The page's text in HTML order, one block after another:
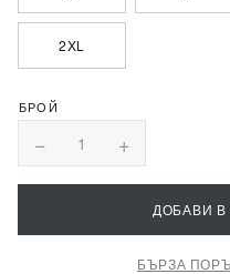
2XL
− 1 +
ДОБАВИ
БЪРЗА